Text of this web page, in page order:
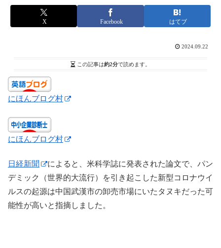
X Facebook はてブ
2024.09.22
この記事は約2分で読めます。
にほんブログ村
にほんブログ村
日経新聞
によると、米科学誌に発表された論文で、パン
デミック（世界的大流行）を引き起こした新型コロナウイ
ルスの起源は中国武漢市の卸売市場にいたタヌキだった可
能性が高いと指摘しました。